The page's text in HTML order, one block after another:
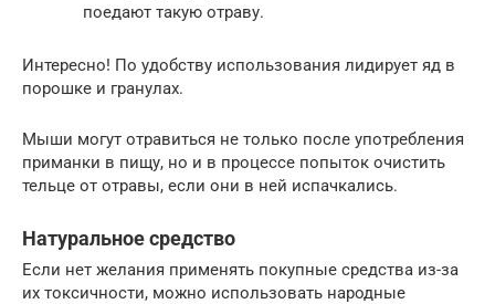
поедают такую отраву.
Интересно! По удобству использования лидирует яд в
порошке и гранулах.
Мыши могут отравиться не только после употребления
приманки в пищу, но и в процессе попыток очистить
тельце от отравы, если они в ней испачкались.
Натуральное средство
Если нет желания применять покупные средства из-за
их токсичности, можно использовать народные